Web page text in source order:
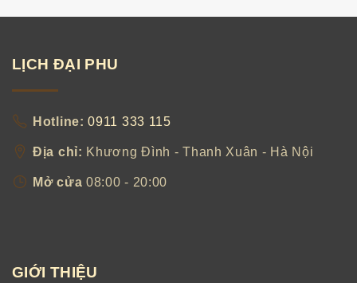
LỊCH ĐẠI PHU
Hotline: 0911 333 115
Địa chỉ: Khương Đình - Thanh Xuân - Hà Nội
Mở cửa 08:00 - 20:00
GIỚI THIỆU